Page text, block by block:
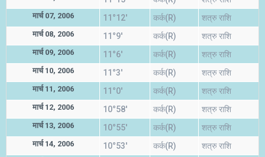
मार्च 07, 2006 11°12' कर्क(R) शत्रु राशि
मार्च 08, 2006 11°9' कर्क(R) शत्रु राशि
मार्च 09, 2006 11°6' कर्क(R) शत्रु राशि
मार्च 10, 2006 11°3' कर्क(R) शत्रु राशि
मार्च 11, 2006 11°0' कर्क(R) शत्रु राशि
मार्च 12, 2006 10°58' कर्क(R) शत्रु राशि
मार्च 13, 2006 10°55' कर्क(R) शत्रु राशि
मार्च 14, 2006 10°53' कर्क(R) शत्रु राशि